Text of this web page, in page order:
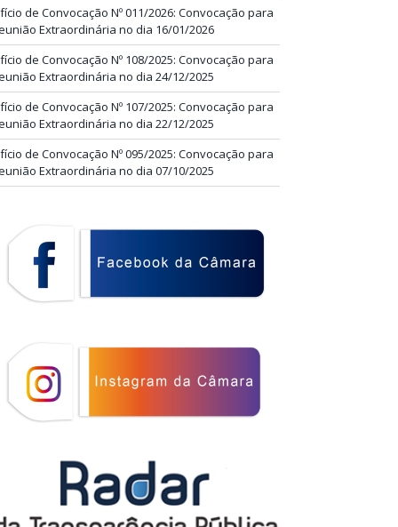
de Convocação Nº 011/2026: Convocação para
Extraordinária no dia 16/01/2026
de Convocação Nº 108/2025: Convocação para
Extraordinária no dia 24/12/2025
de Convocação Nº 107/2025: Convocação para
Extraordinária no dia 22/12/2025
de Convocação Nº 095/2025: Convocação para
Extraordinária no dia 07/10/2025